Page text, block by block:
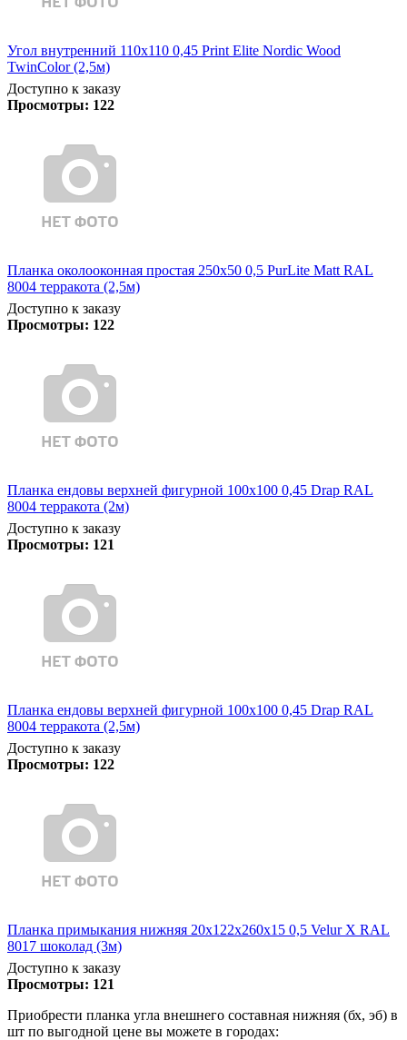
Угол внутренний 110х110 0,45 Print Elite Nordic Wood
TwinColor (2,5м)
Доступно к заказу
Просмотры: 122
Планка околооконная простая 250х50 0,5 PurLite Matt RAL
8004 терракота (2,5м)
Доступно к заказу
Просмотры: 122
Планка ендовы верхней фигурной 100x100 0,45 Drap RAL
8004 терракота (2м)
Доступно к заказу
Просмотры: 121
Планка ендовы верхней фигурной 100x100 0,45 Drap RAL
8004 терракота (2,5м)
Доступно к заказу
Просмотры: 122
Планка примыкания нижняя 20х122х260х15 0,5 Velur X RAL
8017 шоколад (3м)
Доступно к заказу
Просмотры: 121
Приобрести планка угла внешнего составная нижняя (бх, эб) в
шт по выгодной цене вы можете в городах: